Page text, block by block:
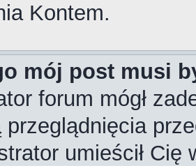
Kontem.
mój post musi
forum mógł
przeglądnięcia
umieścił